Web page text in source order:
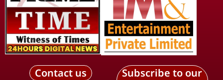
Contact us
Subscribe to our